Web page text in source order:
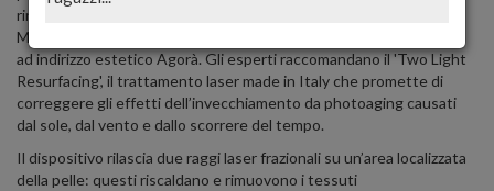
ringiovanire a vista d’occhio la propria cute", spiega Alberto
Massirone, presidente della Società scientifica italiana di medicina
ad indirizzo estetico Agorà. Gli esperti raccomandano il 'Two Light
Resurfacing', il trattamento laser made in Italy che promette di
correggere gli effetti dell’invecchiamento da photoaging causati
dal sole, dal vento e dallo scorrere del tempo.
Il dispositivo rilascia due raggi laser frazionali su un’area localizzata
della pelle: questi riscaldano e rimuovono i tessuti